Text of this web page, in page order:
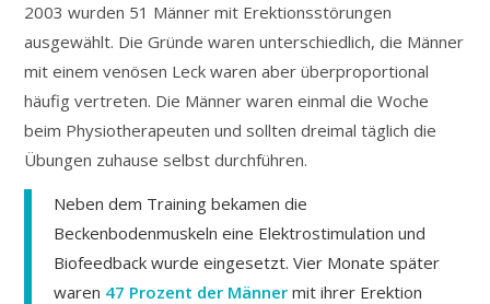
2003 wurden 51 Männer mit Erektionsstörungen
ausgewählt. Die Gründe waren unterschiedlich, die Männer
mit einem venösen Leck waren aber überproportional
häufig vertreten. Die Männer waren einmal die Woche
beim Physiotherapeuten und sollten dreimal täglich die
Übungen zuhause selbst durchführen.
Neben dem Training bekamen die
Beckenbodenmuskeln eine Elektrostimulation und
Biofeedback wurde eingesetzt. Vier Monate später
waren 47 Prozent der Männer mit ihrer Erektion